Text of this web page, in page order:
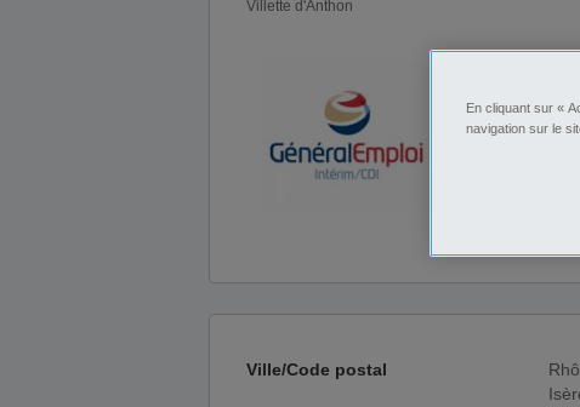
Villette d'Anthon
Ville/Code postal
En cliquant sur «
navigation sur le